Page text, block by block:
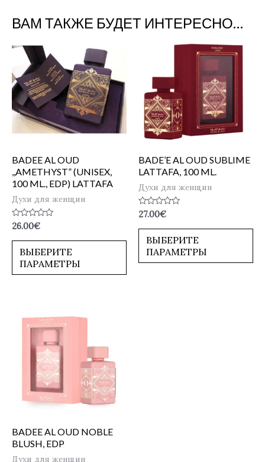
ВАМ ТАКЖЕ БУДЕТ ИНТЕРЕСНО…
BADEE AL OUD
,,AMETHYST” (UNISEX,
100 ML., EDP) LATTAFA
Духи для женщин
Оценка
0
из
26.00€
ВЫБЕРИТЕ
ПАРАМЕТРЫ
BADE’E AL OUD SUBLIME
LATTAFA, 100 ML.
Духи для женщин
Оценка
0
из
27.00€
ВЫБЕРИТЕ
ПАРАМЕТРЫ
BADEE AL OUD NOBLE
BLUSH, EDP
Духи для женщин